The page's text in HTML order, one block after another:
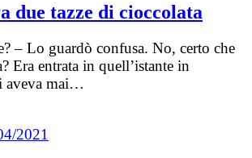
due tazze di cioccolata
– Lo guardò confusa. No, certo che
Era entrata in quell’istante in
aveva mai…
2021